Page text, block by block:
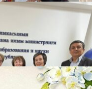
ЖОЖДОРГО КАБЫЛ
20.07.2026
СУЗАКТА 750
ПАЙДАЛАНУУГА
07.08.2025